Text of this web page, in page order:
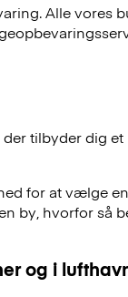
Alle vores
tilbyder dig
for at vælge
by, hvorfor så
og i